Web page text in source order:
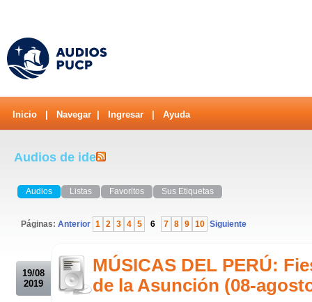
Inicio Navegar Ingresar Ayuda
Audios de ide
Audios Listas Favoritos Sus Etiquetas
Páginas: Anterior 1 2 3 4 5 6 7 8 9 10 Siguiente
19/08
2019
MÚSICAS DEL PERÚ:
de la Asunción (08-